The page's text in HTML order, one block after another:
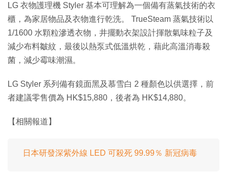
LG 衣物護理機 Styler 基本可理解為一個備有蒸氣技術的衣
櫃，為家居物品及衣物進行乾洗。 TrueSteam 蒸氣技術以
1/1600 水顆粒滲透衣物，井擺動衣架設計揮散氣味粒子及
減少布料皺紋，最後以熱泵式低溫烘乾，藉此高溫消毒殺
菌，減少霉味潮濕。
LG Styler 系列備有鏡面黑及慕雪白 2 種顏色以供選擇，前
者建議零售價為 HK$15,880，後者為 HK$14,880。
【相關報道】
日本研發深紫外線 LED 可殺死 99.99％ 新冠病毒